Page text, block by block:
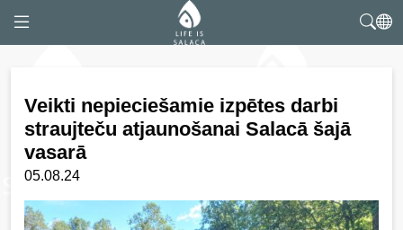
Veikti nepieciešamie izpētes darbi
straujteču atjaunošanai Salacā šajā
vasarā
05.08.24